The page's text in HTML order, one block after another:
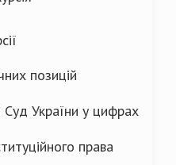
позицій
Суд України у цифрах
права